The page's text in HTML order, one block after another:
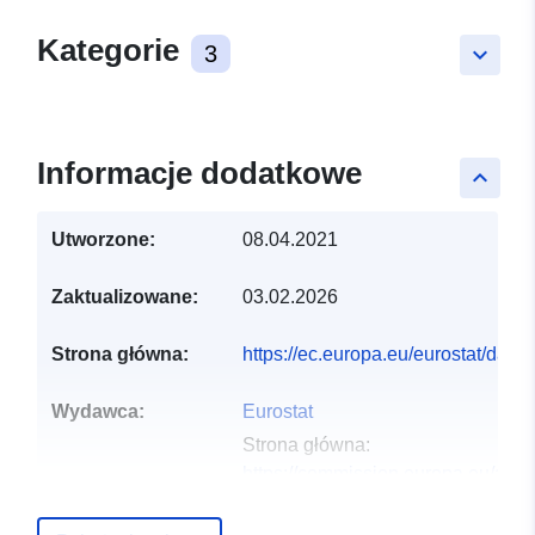
keyboard_arrow_down
Kategorie 3
keyboard_arrow_up
Informacje dodatkowe
Utworzone: 08.04.2021
Zaktualizowane: 03.02.2026
Strona główna: https://ec.europa.eu/eurostat/
Wydawca:
Eurostat
Strona główna: